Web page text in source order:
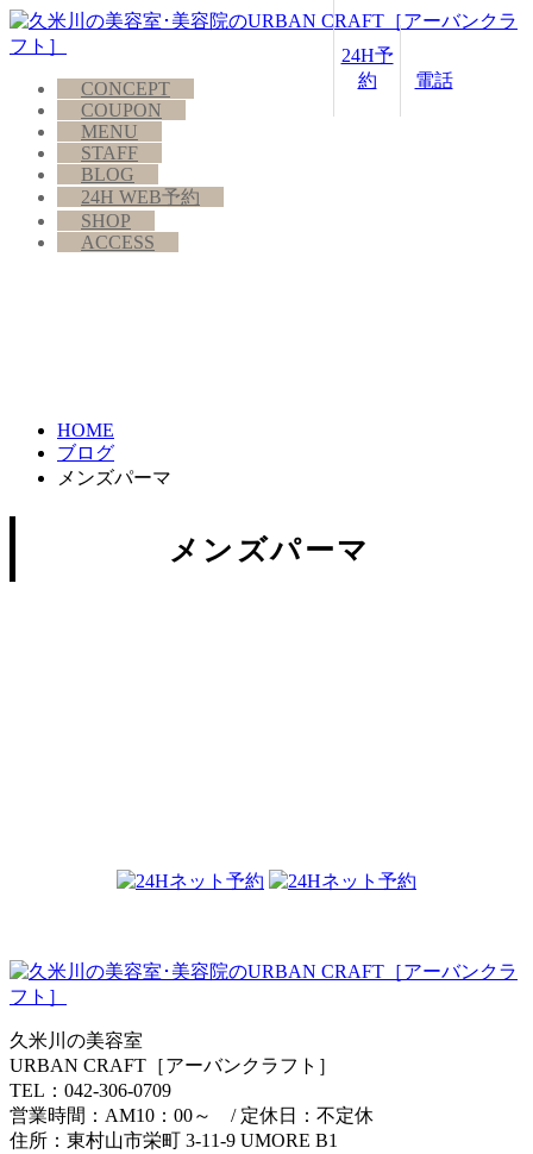
24H予
約
電話
CONCEPT
COUPON
MENU
STAFF
BLOG
24H WEB予約
SHOP
ACCESS
HOME
ブログ
メンズパーマ
メンズパーマ
久米川の美容室
URBAN CRAFT［アーバンクラフト］
TEL：042-306-0709
営業時間：AM10：00～ / 定休日：不定休
住所：東村山市栄町 3-11-9 UMORE B1